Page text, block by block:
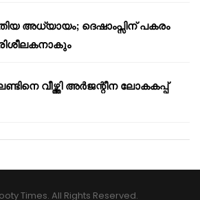
അധ്യായം; ദെഷാംപ്സിന് പകരം
വീഴ്ത്തി അർജന്റീന ലോകകപ്പ്
Times. All Rights Reserved.